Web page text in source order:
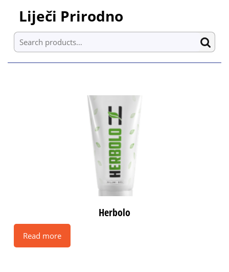
content
Skip
content
Liječi Prirodno
Search for:
Herbolo
Read more